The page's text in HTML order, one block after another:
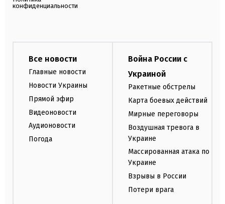
конфиденциальности
Все новости
Главные новости
Новости Украины
Прямой эфир
Видеоновости
Аудионовости
Погода
Война России с
Украиной
Ракетные обстрелы
Карта боевых действий
Мирные переговоры
Воздушная тревога в
Украине
Массированная атака по
Украине
Взрывы в России
Потери врага